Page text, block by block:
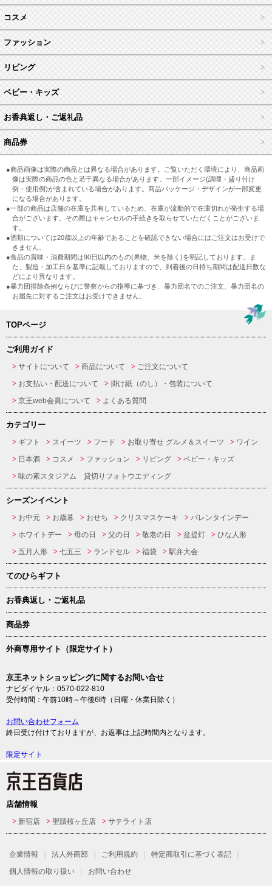
コスメ
ファッション
リビング
ベビー・キッズ
お香典返し・ご返礼品
商品券
●商品画像は実際の商品とは異なる場合があります。ご覧いただく環境により、商品画
像は実際の商品の色と若干異なる場合があります。一部イメージ(調理・盛り付け
例・使用例)が含まれている場合があります。商品パッケージ・デザインが一部変更
になる場合があります。
●一部の商品は店舗の在庫を共有しているため、在庫が流動的で在庫切れが発生する場
合がございます。その際はキャンセルの手続きを取らせていただくことがございま
す。
●酒類については20歳以上の年齢であることを確認できない場合にはご注文はお受けで
きません。
●食品の賞味・消費期間は90日以内のもの(果物、米を除く)を明記しております。ま
た、製造・加工日を基準に記載しておりますので、到着後の日持ち期間は配送日数な
どにより異なります。
●暴力団排除条例ならびに警察からの指導に基づき、暴力団名でのご注文、暴力団名の
お届先に対するご注文はお受けできません。
TOPページ
ご利用ガイド
サイトについて 商品について
ご注文について
お支払い・配送について
掛け紙（のし）・包装について
京王web会員について
よくある質問
カテゴリー
ギフト スイーツ フード お取り寄せ グルメ＆スイーツ
ワイン
日本酒
コスメ ファッション リビング
ベビー・キッズ
味の素スタジアム 貸切りフォトウエディング
シーズンイベント
お中元 お歳暮 おせち クリスマスケーキ
バレンタインデー
ホワイトデー
母の日 父の日 敬老の日 盆提灯
ひな人形
五月人形
七五三 ランドセル 福袋 駅弁大会
てのひらギフト
お香典返し・ご返礼品
商品券
外商専用サイト（限定サイト）
京王ネットショッピングに関するお問い合せ
ナビダイヤル：0570-022-810
受付時間：午前10時～午後6時（日曜・休業日除く）
お問い合わせフォーム
終日受け付けておりますが、お返事は上記時間内となります。
限定サイト
店舗情報
新宿店 聖蹟桜ヶ丘店 サテライト店
企業情報 法人外商部 ご利用規約
特定商取引に基づく表記
個人情報の取り扱い
お問い合わせ